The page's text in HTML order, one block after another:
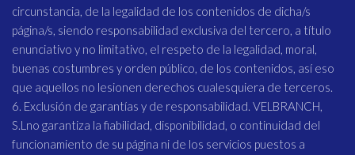
circunstancia, de la legalidad de los contenidos de dicha/s
página/s, siendo responsabilidad exclusiva del tercero, a título
enunciativo y no limitativo, el respeto de la legalidad, moral,
buenas costumbres y orden público, de los contenidos, así eso
que aquellos no lesionen derechos cualesquiera de terceros.
6. Exclusión de garantías y de responsabilidad. VELBRANCH,
S.Lno garantiza la fiabilidad, disponibilidad, o continuidad del
funcionamiento de su página ni de los servicios puestos a